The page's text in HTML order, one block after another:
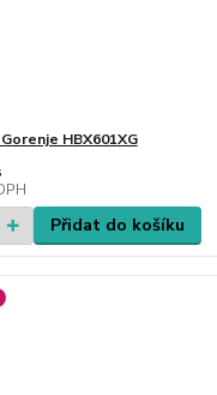
HBX601XG
Přidat do košíku